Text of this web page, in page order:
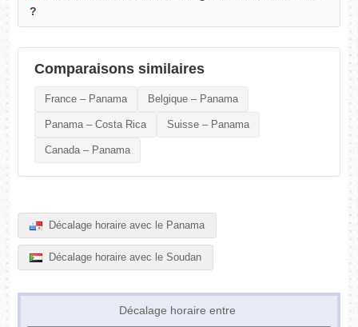
?
Comparaisons similaires
France – Panama Belgique – Panama
Panama – Costa Rica Suisse – Panama
Canada – Panama
Décalage horaire avec le Panama
Décalage horaire avec le Soudan
Décalage horaire entre